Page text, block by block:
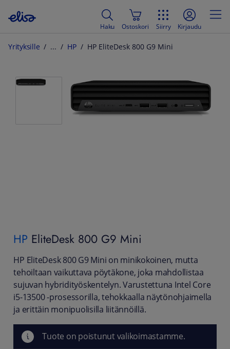
Haku Ostoskori Siirry Kirjaudu
Yrityksille HP HP EliteDesk 800 G9 Mini
HP EliteDesk 800 G9 Mini
HP EliteDesk 800 G9 Mini on minikokoinen, mutta
tehoiltaan vaikuttava pöytäkone, joka mahdollistaa
sujuvan hybridityöskentelyn. Varustettuna Intel Core
i5-13500 -prosessorilla, tehokkaalla näytönohjaimella
ja erittäin monipuolisilla liitännöillä.
Tuote on poistunut valikoimastamme.